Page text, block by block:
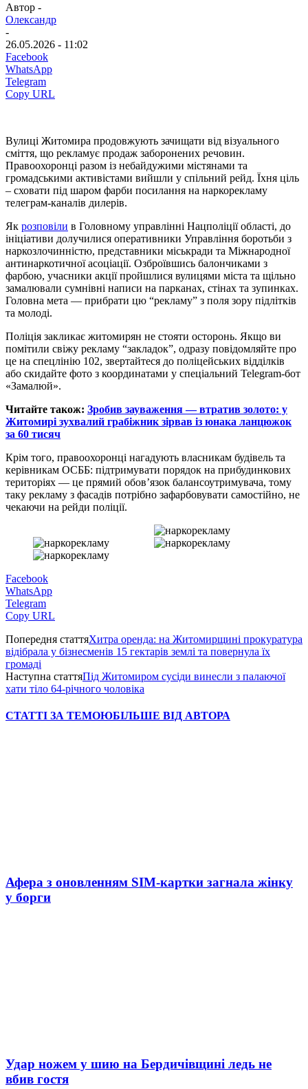
Автор -
Олександр
-
26.05.2026 - 11:02
Facebook
WhatsApp
Telegram
Copy URL
Вулиці Житомира продовжують зачищати від візуального
сміття, що рекламує продаж заборонених речовин.
Правоохоронці разом із небайдужими містянами та
громадськими активістами вийшли у спільний рейд. Їхня ціль
– сховати під шаром фарби посилання на наркорекламу
телеграм-каналів дилерів.
Як розповіли в Головному управлінні Нацполіції області, до
ініціативи долучилися оперативники Управління боротьби з
наркозлочинністю, представники міськради та Міжнародної
антинаркотичної асоціації. Озброївшись балончиками з
фарбою, учасники акції пройшлися вулицями міста та щільно
замалювали сумнівні написи на парканах, стінах та зупинках.
Головна мета — прибрати цю “рекламу” з поля зору підлітків
та молоді.
Поліція закликає житомирян не стояти осторонь. Якщо ви
помітили свіжу рекламу “закладок”, одразу повідомляйте про
це на спецлінію 102, звертайтеся до поліцейських відділків
або скидайте фото з координатами у спеціальний Telegram-бот
«Замалюй».
Читайте також: Зробив зауваження — втратив золото: у
Житомирі зухвалий грабіжник зірвав із юнака ланцюжок
за 60 тисяч
Крім того, правоохоронці нагадують власникам будівель та
керівникам ОСББ: підтримувати порядок на прибудинкових
територіях — це прямий обов’язок балансоутримувача, тому
таку рекламу з фасадів потрібно зафарбовувати самостійно, не
чекаючи на рейди поліції.
Facebook
WhatsApp
Telegram
Copy URL
Попередня статтяХитра оренда: на Житомирщині прокуратура
відібрала у бізнесменів 15 гектарів землі та повернула їх
громаді
Наступна статтяПід Житомиром сусіди винесли з палаючої
хати тіло 64-річного чоловіка
СТАТТІ ЗА ТЕМОЮБІЛЬШЕ ВІД АВТОРА
Афера з оновленням SIM-картки загнала жінку
у борги
Удар ножем у шию на Бердичівщині ледь не
вбив гостя